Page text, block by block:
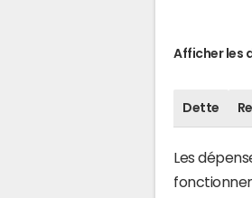
Afficher les
Dette
Les